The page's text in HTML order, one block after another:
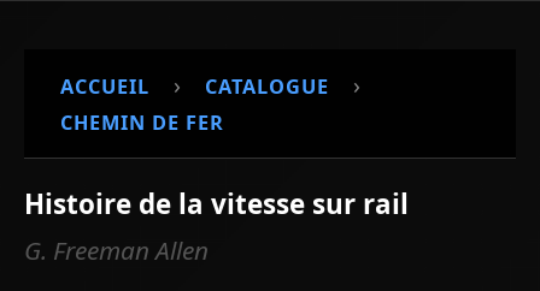
ACCUEIL › CATALOGUE ›
CHEMIN DE FER
Histoire de la vitesse sur rail
G. Freeman Allen